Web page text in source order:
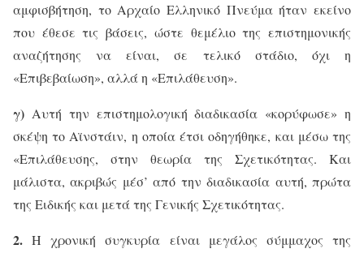
αμφισβήτηση, το Αρχαίο Ελληνικό Πνεύμα ήταν εκείνο
που έθεσε τις βάσεις, ώστε θεμέλιο της επιστημονικής
αναζήτησης να είναι, σε τελικό στάδιο, όχι η
«Επιβεβαίωση», αλλά η «Επιλάθευση».
γ) Αυτή την επιστημολογική διαδικασία «κορύφωσε» η
σκέψη το Αϊνστάιν, η οποία έτσι οδηγήθηκε, και μέσω της
«Επιλάθευσης, στην θεωρία της Σχετικότητας. Και
μάλιστα, ακριβώς μέσ’ από την διαδικασία αυτή, πρώτα
της Ειδικής και μετά της Γενικής Σχετικότητας.
2.Η χρονική συγκυρία είναι μεγάλος σύμμαχος της